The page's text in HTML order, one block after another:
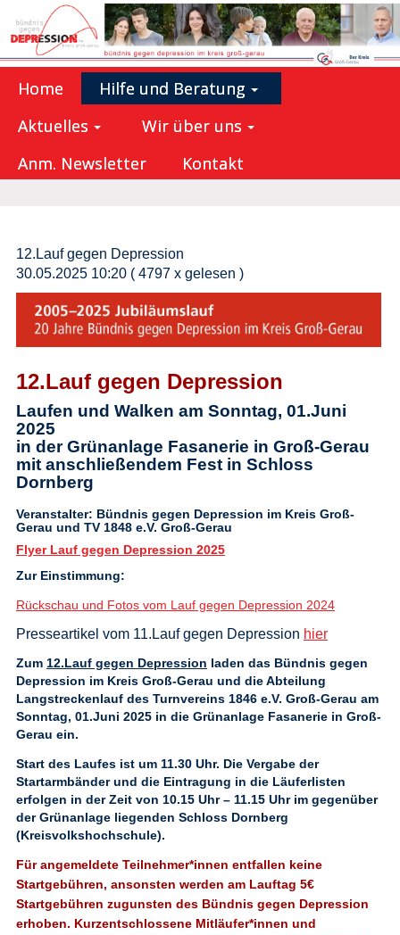
Home
Hilfe und Beratung
Aktuelles
Wir über uns
Anm. Newsletter
Kontakt
12.Lauf gegen Depression
30.05.2025 10:20 ( 4797 x gelesen )
12.Lauf gegen Depression
Laufen und Walken am Sonntag, 01.Juni
2025
in der Grünanlage Fasanerie in Groß-Gerau
mit anschließendem Fest in Schloss
Dornberg
Veranstalter: Bündnis gegen Depression im Kreis Groß-
Gerau und TV 1848 e.V. Groß-Gerau
Flyer Lauf gegen Depression 2025
Zur Einstimmung:
Rückschau und Fotos vom Lauf gegen Depression 2024
Presseartikel vom 11.Lauf gegen Depression hier
Zum 12.Lauf gegen Depression laden das Bündnis gegen
Depression im Kreis Groß-Gerau und die Abteilung
Langstreckenlauf des Turnvereins 1846 e.V. Groß-Gerau am
Sonntag, 01.Juni 2025 in die Grünanlage Fasanerie in Groß-
Gerau ein.
Start des Laufes ist um 11.30 Uhr. Die Vergabe der
Startarmbänder und die Eintragung in die Läuferlisten
erfolgen in der Zeit von 10.15 Uhr – 11.15 Uhr im gegenüber
der Grünanlage liegenden Schloss Dornberg
(Kreisvolkshochschule).
Für angemeldete Teilnehmer*innen entfallen keine
Startgebühren, ansonsten werden am Lauftag 5€
Startgebühren zugunsten des Bündnis gegen Depression
erhoben. Kurzentschlossene Mitläufer*innen und